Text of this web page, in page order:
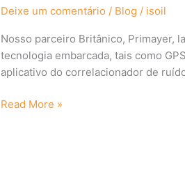
Deixe um comentário / Blog / isoil
Nosso parceiro Britânico, Primayer,
tecnologia embarcada, tais como
aplicativo do correlacionador de
Read More »